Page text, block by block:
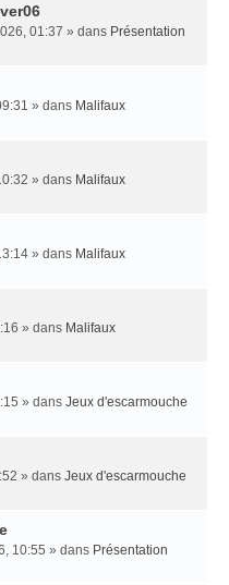
01:37 » dans Présentation
» dans Malifaux
» dans Malifaux
» dans Malifaux
» dans Malifaux
» dans Jeux d'escarmouche
» dans Jeux d'escarmouche
10:55 » dans Présentation